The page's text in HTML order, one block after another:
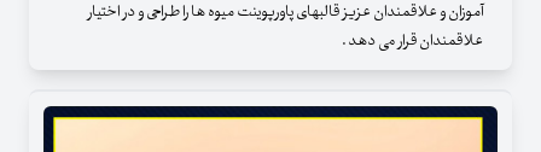
آموزان و علاقمندان عزیز قالبهای پاورپوینت میوه ها را طراحی و در اختیار
علاقمندان قرار می دهد .